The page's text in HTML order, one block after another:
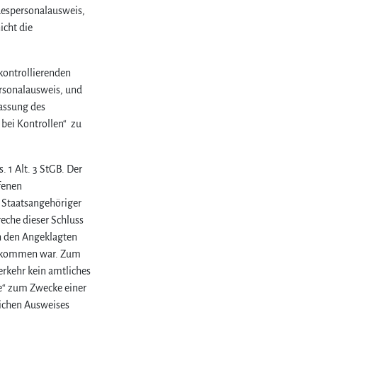
die
und
des
bei Kontrollen“ zu
1 Alt. 3 StGB. Der
dieser Schluss
den Angeklagten
war. Zum
kein amtliches
zum Zwecke einer
Ausweises